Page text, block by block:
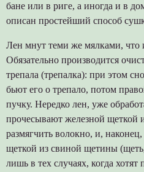
бане или в риге, а иногда и в
описан простейший способ
Лен мнут теми же мялками, что
Обязательно производится
трепала (трепалка): при этом
бьют его о трепало, потом
пучку. Нередко лен, уже
прочесывают железной щеткой
размягчить волокно, и,
щеткой из свиной щетины
лишь в тех случаях, когда хотят